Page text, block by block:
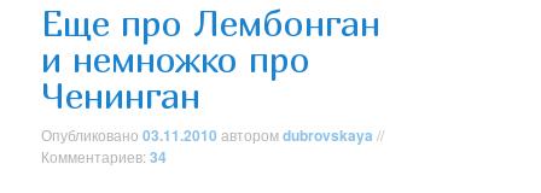
Еще про Лембонган
и немножко про
Ченинган
Опубликовано03.11.2010 авторомdubrovskaya //
Комментариев:34